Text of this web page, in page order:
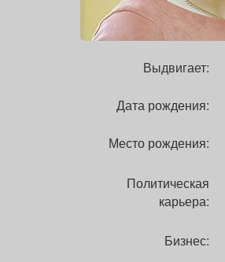
Выдвигает:
Дата рождения:
Место рождения:
Политическая
карьера:
Бизнес: